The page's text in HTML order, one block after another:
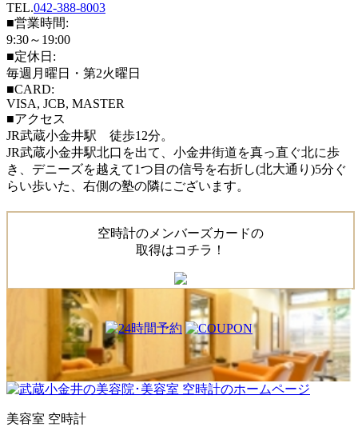
TEL.042-388-8003
■営業時間:
9:30～19:00
■定休日:
毎週月曜日・第2火曜日
■CARD:
VISA, JCB, MASTER
■アクセス
JR武蔵小金井駅 徒歩12分。
JR武蔵小金井駅北口を出て、小金井街道を真っ直ぐ北に歩
き、デニーズを越えて1つ目の信号を右折し(北大通り)5分ぐ
らい歩いた、右側の塾の隣にございます。
空時計のメンバーズカードの
取得はコチラ！
美容室 空時計